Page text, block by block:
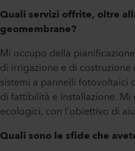
Quali servizi offrite, oltre
geomembrane?
Mi occupo della
di irrigazione e di
sistemi a pannelli fotovoltaici
di fattibilità e installazione.
ecologici, con l’obiettivo di
Quali sono le sfide che